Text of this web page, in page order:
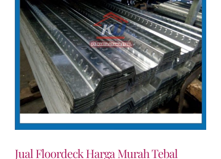
Jual Floordeck Harga Murah Tebal